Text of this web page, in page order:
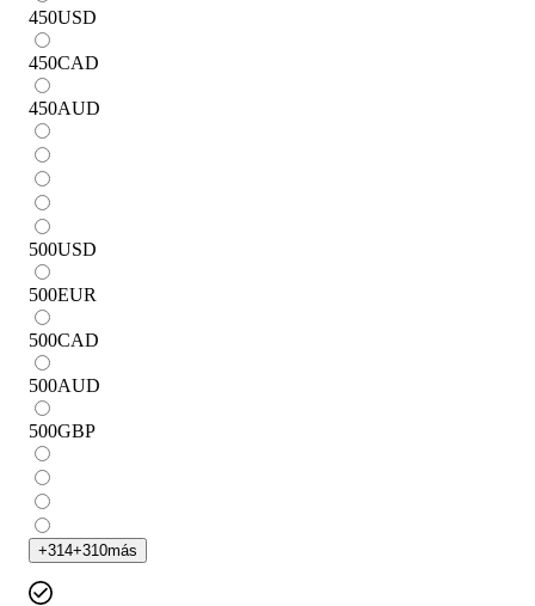
450USD
450CAD
450AUD
500USD
500EUR
500CAD
500AUD
500GBP
+314+310más